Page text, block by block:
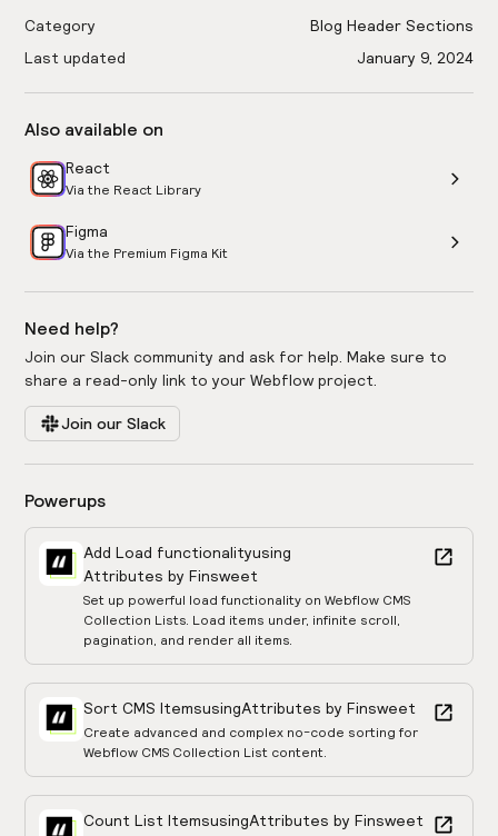
Category
Blog Header Sections
Last updated
January 9, 2024
Also available on
React
Via the React Library
Figma
Via the Premium Figma Kit
Need help?
Join our Slack community and ask for help. Make sure to
share a read-only link to your Webflow project.
Join our Slack
Powerups
Add Load functionalityusing
Attributes by Finsweet
Set up powerful load functionality on Webflow CMS
Collection Lists. Load items under, infinite scroll,
pagination, and render all items.
Sort CMS ItemsusingAttributes by Finsweet
Create advanced and complex no-code sorting for
Webflow CMS Collection List content.
Count List ItemsusingAttributes by Finsweet